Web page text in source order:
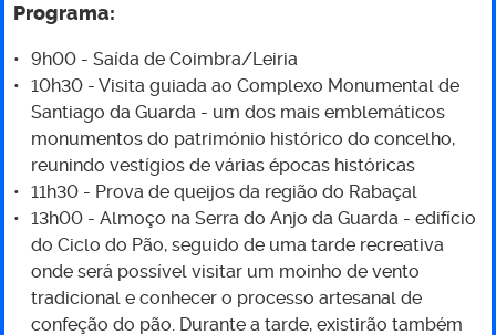
de
setembro
Programa:
9h00 - Saída de Coimbra/Leiria
10h30 - Visita guiada ao Complexo Monumental de
Santiago da Guarda - um dos mais emblemáticos
monumentos do património histórico do concelho,
reunindo vestígios de várias épocas históricas
11h30 - Prova de queijos da região do Rabaçal
13h00 - Almoço na Serra do Anjo da Guarda - edifício
do Ciclo do Pão, seguido de uma tarde recreativa
onde será possível visitar um moinho de vento
tradicional e conhecer o processo artesanal de
confeção do pão. Durante a tarde, existirão também